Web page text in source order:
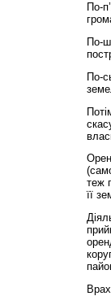
По-
По-
По-
теж
її